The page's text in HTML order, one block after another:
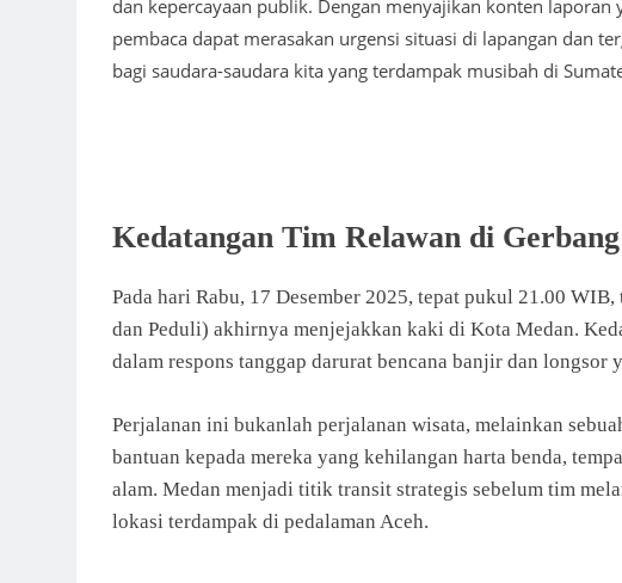
dan kepercayaan publik. Dengan menyajikan konten
pembaca dapat merasakan urgensi situasi di lapangan dan
bagi saudara-saudara kita yang terdampak musibah di
Kedatangan Tim Relawan di
Pada hari Rabu, 17 Desember 2025, tepat pukul 21.00
dan Peduli) akhirnya menjejakkan kaki di Kota Medan.
dalam respons tanggap darurat bencana banjir dan longsor
Perjalanan ini bukanlah perjalanan wisata, melainkan
bantuan kepada mereka yang kehilangan harta benda,
alam. Medan menjadi titik transit strategis sebelum tim
lokasi terdampak di pedalaman Aceh.